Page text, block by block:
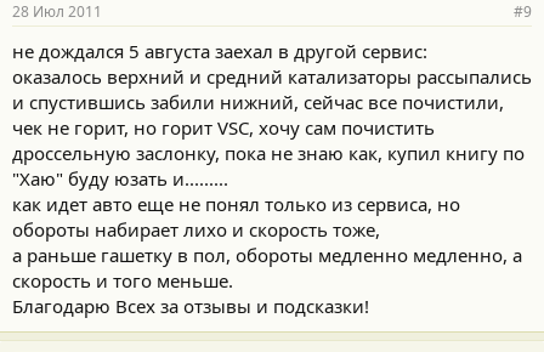
28 Июл 2011 #9
не дождался 5 августа заехал в другой сервис:
оказалось верхний и средний катализаторы рассыпались
и спустившись забили нижний, сейчас все почистили,
чек не горит, но горит VSC, хочу сам почистить
дроссельную заслонку, пока не знаю как, купил книгу по
"Хаю" буду юзать и.........
как идет авто еще не понял только из сервиса, но
обороты набирает лихо и скорость тоже,
а раньше гашетку в пол, обороты медленно медленно, а
скорость и того меньше.
Благодарю Всех за отзывы и подсказки!